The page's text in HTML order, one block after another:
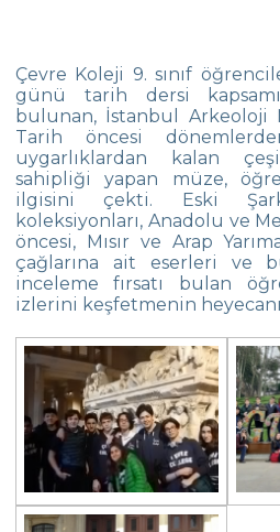
Çevre
Lisesi Öğrenciileri
Gezisinde!
Çevre Lisesi Tarihin Sıfır
Kabataş Model
Konferansından İki Ödül
Çevre Kolejinde 19
Heybeliada’da
Team Spirit Camp – Şile
Çevre Lisesi “Aşiyan
Mezunlarla Kariyer
Çevre Koleji 9. sınıf
günü tarih dersi
bulunan, İstanbul Arkeoloji
Tarih öncesi
uygarlıklardan kalan
sahipliği yapan müze,
ilgisini çekti. Eski
koleksiyonları, Anadolu ve
öncesi, Mısır ve Arap
çağlarına ait eserleri ve
inceleme fırsatı bulan
izlerini keşfetmenin